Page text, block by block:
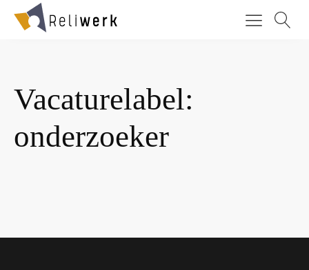
Vacaturelabel:
onderzoeker